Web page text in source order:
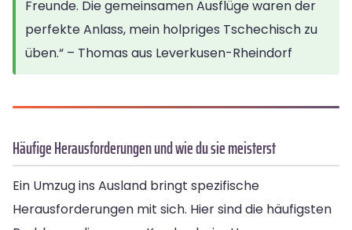
Freunde. Die gemeinsamen Ausflüge waren der
perfekte Anlass, mein holpriges Tschechisch zu
üben.“ – Thomas aus Leverkusen-Rheindorf
Häufige Herausforderungen und wie du sie meisterst
Ein Umzug ins Ausland bringt spezifische
Herausforderungen mit sich. Hier sind die häufigsten